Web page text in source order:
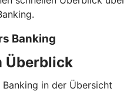
Banking
Überblick
in der Übersicht